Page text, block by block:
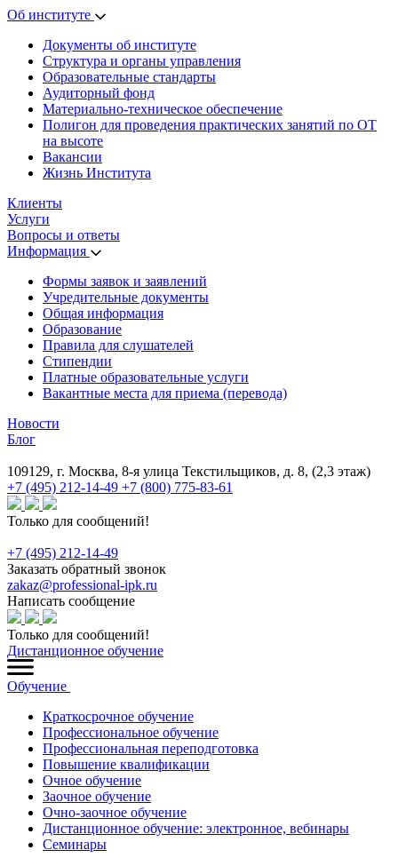
Об институте
Документы об институте
Структура и органы управления
Образовательные стандарты
Аудиторный фонд
Материально-техническое обеспечение
Полигон для проведения практических занятий по ОТ
на высоте
Вакансии
Жизнь Института
Клиенты
Услуги
Вопросы и ответы
Информация
Формы заявок и заявлений
Учредительные документы
Общая информация
Образование
Правила для слушателей
Стипендии
Платные образовательные услуги
Вакантные места для приема (перевода)
Новости
Блог
109129, г. Москва, 8-я улица Текстильщиков, д. 8, (2,3 этаж)
+7 (495) 212-14-49 +7 (800) 775-83-61
Только для сообщений!
+7 (495) 212-14-49
Заказать обратный звонок
zakaz@professional-ipk.ru
Написать сообщение
Только для сообщений!
Дистанционное обучение
Обучение
Краткосрочное обучение
Профессиональное обучение
Профессиональная переподготовка
Повышение квалификации
Очное обучение
Заочное обучение
Очно-заочное обучение
Дистанционное обучение: электронное, вебинары
Семинары